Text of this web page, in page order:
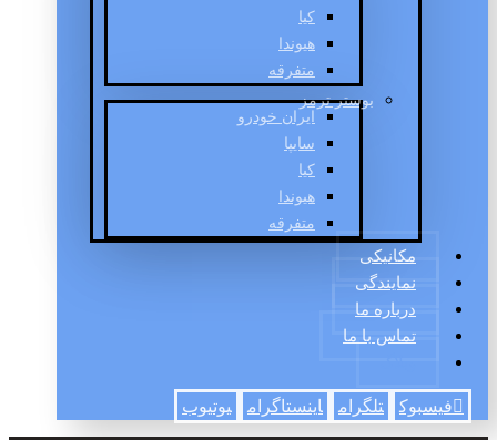
کیا
هیوندا
متفرقه
بوستر ترمز
ایران خودرو
سایپا
کیا
هیوندا
متفرقه
مکانیکی
نمایندگی
درباره ما
تماس با ما
فیسبوک تلگرام اینستاگرام یوتیوب